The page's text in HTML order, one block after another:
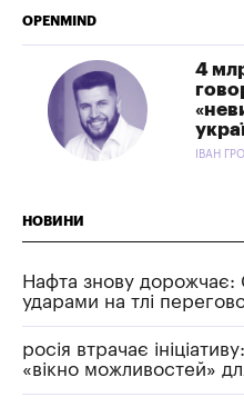
OPENMIND
4
ІВАН
НОВИНИ
Нафта знову дорожчає:
ударами на тлі
росія втрачає
«вікно можливостей»